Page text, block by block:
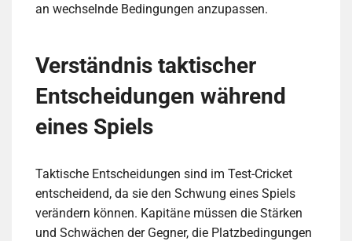
an wechselnde Bedingungen anzupassen.
Verständnis taktischer
Entscheidungen während
eines Spiels
Taktische Entscheidungen sind im Test-Cricket
entscheidend, da sie den Schwung eines Spiels
verändern können. Kapitäne müssen die Stärken
und Schwächen der Gegner, die Platzbedingungen